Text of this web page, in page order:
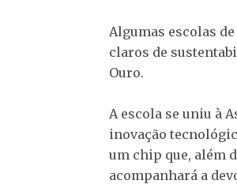
Algumas escolas
claros de
Ouro.
A escola se uniu à
inovação
um chip que, além
acompanhará a